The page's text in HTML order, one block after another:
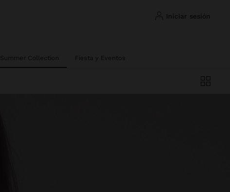
iniciar sesión
Summer Collection Fiesta y Eventos